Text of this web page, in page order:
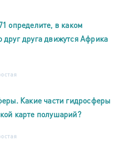
определите, в каком
друг друга движутся Африка
Какие части гидросферы
карте полушарий?